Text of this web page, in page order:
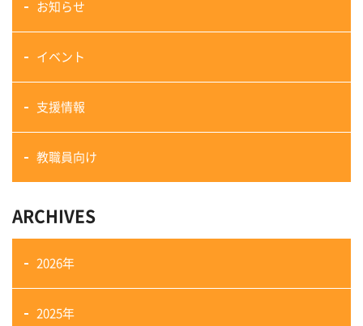
お知らせ
イベント
支援情報
教職員向け
ARCHIVES
2026年
2025年